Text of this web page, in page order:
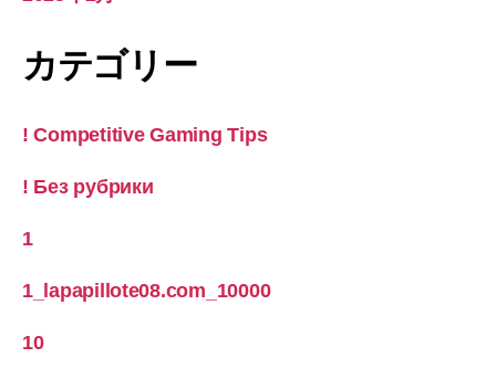
カテゴリー
! Competitive Gaming Tips
! Без рубрики
1
1_lapapillote08.com_10000
10